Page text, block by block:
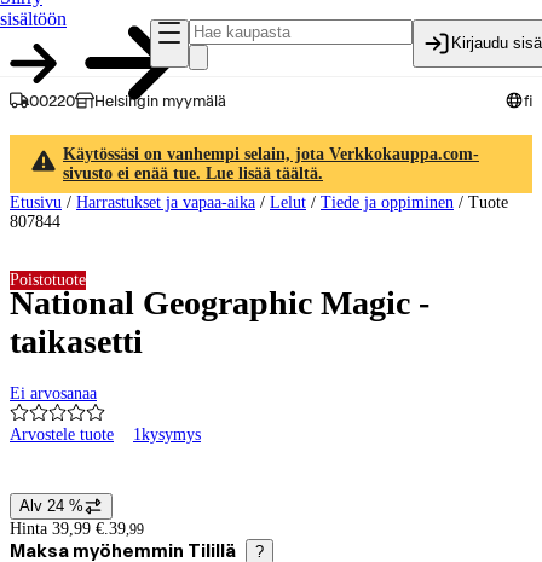
sisältöön
Kirjaudu
00220 Helsingin myymälä fi
Käytössäsi on vanhempi selain, jota Verkkokauppa.com-
sivusto ei enää tue. Lue lisää täältä.
Etusivu / Harrastukset ja vapaa-aika / Lelut / Tiede ja oppiminen / Tuote
807844
National Geographic Magic -
taikasetti
Ei arvosanaa
Arvostele tuote 1kysymys
Poistotuote
Hintatiedot
Alv 24 %
Hinta 39,99 €. 39,99
Maksa myöhemmin Tilillä ?